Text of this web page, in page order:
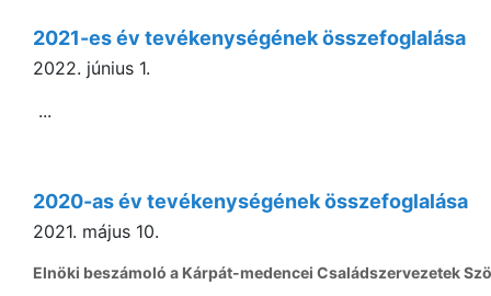
2021-es év tevékenységének összefoglalása
2022. június 1.
...
2020-as év tevékenységének összefoglalása
2021. május 10.
Elnöki beszámoló a Kárpát-medencei Családszervezetek